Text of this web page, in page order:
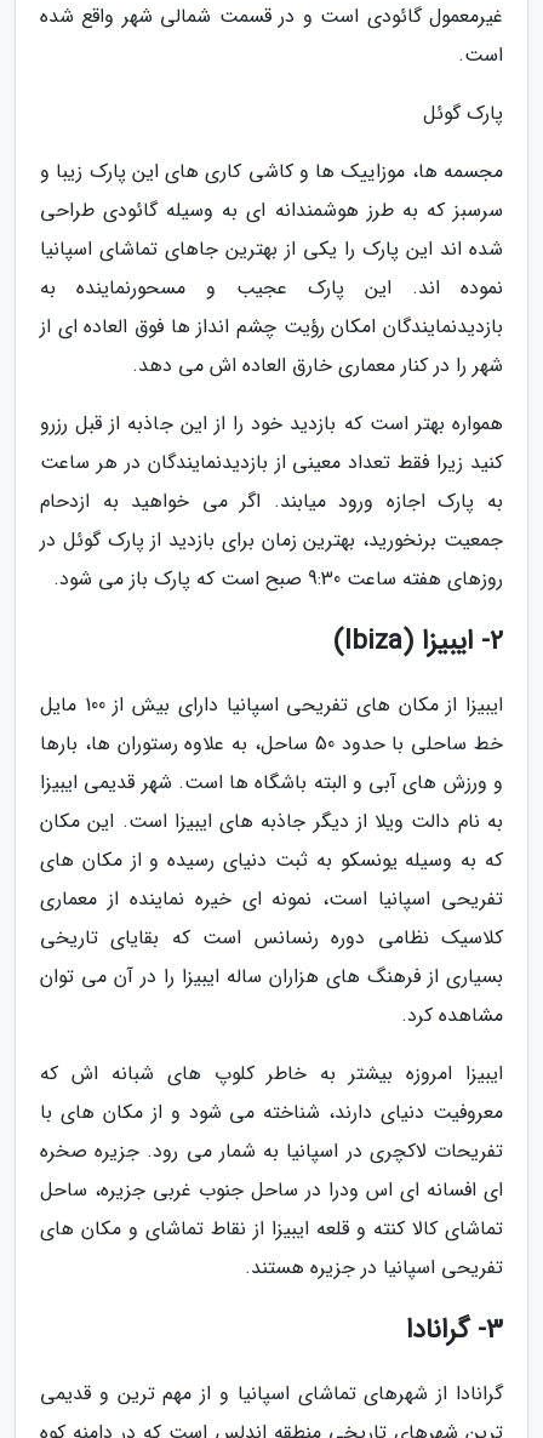
غیرمعمول گائودی است و در قسمت شمالی شهر واقع شده
است.
پارک گوئل
مجسمه ها، موزاییک ها و کاشی کاری های این پارک زیبا و
سرسبز که به طرز هوشمندانه ای به وسیله گائودی طراحی
شده اند این پارک را یکی از بهترین جاهای تماشای اسپانیا
نموده اند. این پارک عجیب و مسحورنماینده به
بازدیدنمایندگان امکان رؤیت چشم انداز ها فوق العاده ای از
شهر را در کنار معماری خارق العاده اش می دهد.
همواره بهتر است که بازدید خود را از این جاذبه از قبل رزرو
کنید زیرا فقط تعداد معینی از بازدیدنمایندگان در هر ساعت
به پارک اجازه ورود میابند. اگر می خواهید به ازدحام
جمعیت برنخورید، بهترین زمان برای بازدید از پارک گوئل در
روزهای هفته ساعت 9:30 صبح است که پارک باز می شود.
2- ایبیزا (Ibiza)
ایبیزا از مکان های تفریحی اسپانیا دارای بیش از 100 مایل
خط ساحلی با حدود 50 ساحل، به علاوه رستوران ها، بارها
و ورزش های آبی و البته باشگاه ها است. شهر قدیمی ایبیزا
به نام دالت ویلا از دیگر جاذبه های ایبیزا است. این مکان
که به وسیله یونسکو به ثبت دنیای رسیده و از مکان های
تفریحی اسپانیا است، نمونه ای خیره نماینده از معماری
کلاسیک نظامی دوره رنسانس است که بقایای تاریخی
بسیاری از فرهنگ های هزاران ساله ایبیزا را در آن می توان
مشاهده کرد.
ایبیزا امروزه بیشتر به خاطر کلوپ های شبانه اش که
معروفیت دنیای دارند، شناخته می شود و از مکان های با
تفریحات لاکچری در اسپانیا به شمار می رود. جزیره صخره
ای افسانه ای اس ودرا در ساحل جنوب غربی جزیره، ساحل
تماشای کالا کنته و قلعه ایبیزا از نقاط تماشای و مکان های
تفریحی اسپانیا در جزیره هستند.
3- گرانادا
گرانادا از شهرهای تماشای اسپانیا و از مهم ترین و قدیمی